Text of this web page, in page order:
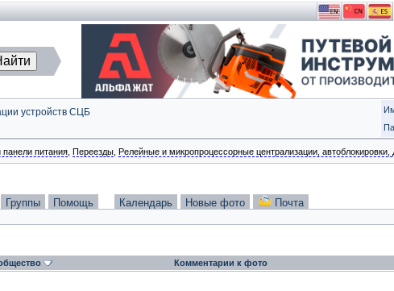
устройств СЦБ
панели питания Переезды Релейные и микропроцессорные централизации, автоблокировки,
Группы Помощь Календарь Новые фото Почта
Комментарии к фото